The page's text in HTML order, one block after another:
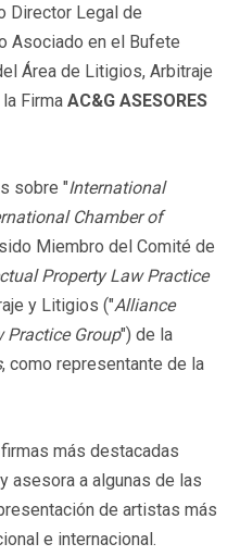
Director Legal de
Asociado en el Bufete
Área de Litigios, Arbitraje
Firma AC&G ASESORES
sobre "International
Chamber of
Miembro del Comité de
Property Law Practice
y Litigios ("Alliance
Group") de la
, como representante de la
más destacadas
asesora a algunas de las
de artistas más
e internacional.